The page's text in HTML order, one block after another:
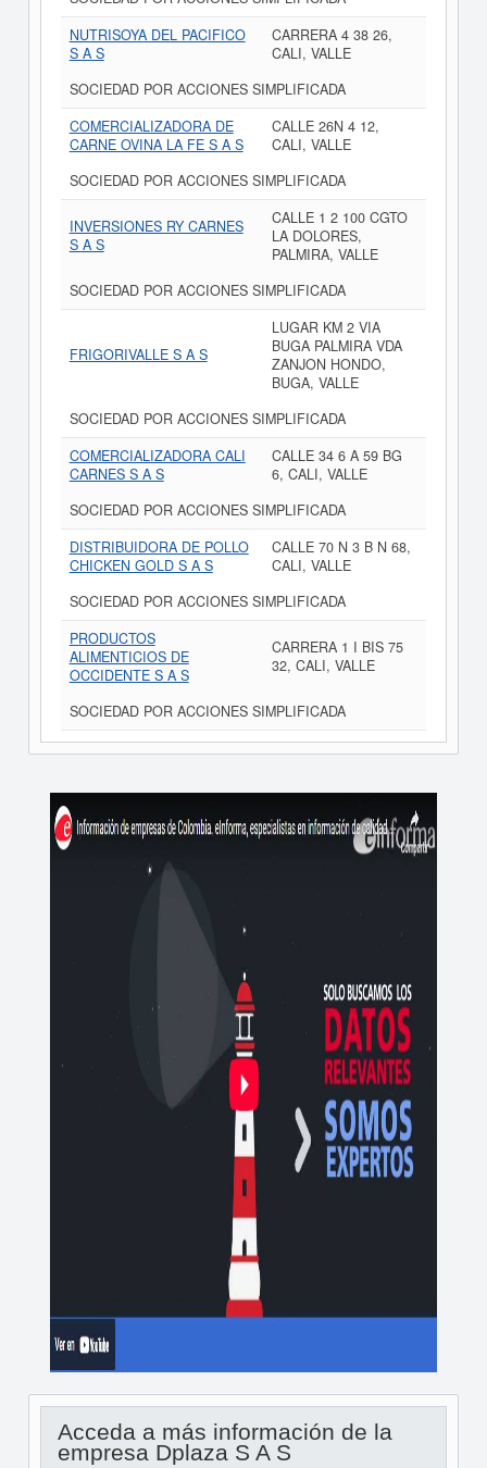
NUTRISOYA DEL PACIFICO
S A S
CARRERA 4 38 26,
CALI, VALLE
SOCIEDAD POR ACCIONES SIMPLIFICADA
COMERCIALIZADORA DE
CARNE OVINA LA FE S A S
CALLE 26N 4 12,
CALI, VALLE
SOCIEDAD POR ACCIONES SIMPLIFICADA
INVERSIONES RY CARNES
S A S
CALLE 1 2 100 CGTO
LA DOLORES,
PALMIRA, VALLE
SOCIEDAD POR ACCIONES SIMPLIFICADA
FRIGORIVALLE S A S
LUGAR KM 2 VIA
BUGA PALMIRA VDA
ZANJON HONDO,
BUGA, VALLE
SOCIEDAD POR ACCIONES SIMPLIFICADA
COMERCIALIZADORA CALI
CARNES S A S
CALLE 34 6 A 59 BG
6, CALI, VALLE
SOCIEDAD POR ACCIONES SIMPLIFICADA
DISTRIBUIDORA DE POLLO
CHICKEN GOLD S A S
CALLE 70 N 3 B N 68,
CALI, VALLE
SOCIEDAD POR ACCIONES SIMPLIFICADA
PRODUCTOS
ALIMENTICIOS DE
OCCIDENTE S A S
CARRERA 1 I BIS 75
32, CALI, VALLE
SOCIEDAD POR ACCIONES SIMPLIFICADA
Acceda a más información de la
empresa Dplaza S A S